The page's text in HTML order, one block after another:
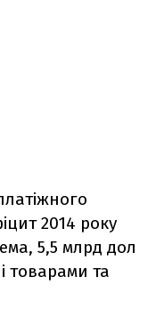
2014 року
5,5 млрд дол
товарами та